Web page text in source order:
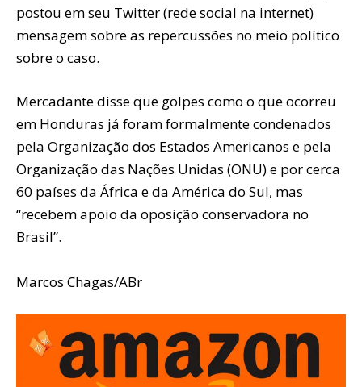
postou em seu Twitter (rede social na internet)
mensagem sobre as repercussões no meio político
sobre o caso.
Mercadante disse que golpes como o que ocorreu
em Honduras já foram formalmente condenados
pela Organização dos Estados Americanos e pela
Organização das Nações Unidas (ONU) e por cerca
60 países da África e da América do Sul, mas
“recebem apoio da oposição conservadora no
Brasil”.
Marcos Chagas/ABr